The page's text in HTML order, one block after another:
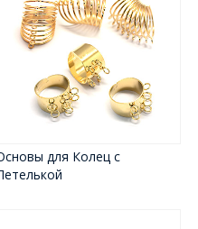
для Колец с